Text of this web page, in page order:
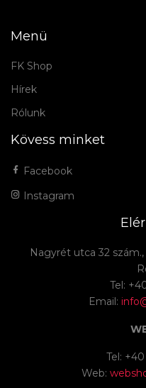
Menü
FK Shop
Hírek
Rólunk
Kövess minket
Facebook
Instagram
Nagyrét utca 32
Tel:
Email:
Tel:
Web: